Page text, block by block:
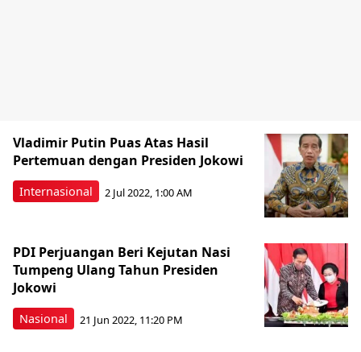
Internasional
Vladimir Putin Puas Atas Hasil
Pertemuan dengan Presiden Jokowi
2 Jul 2022, 1:00 AM
Nasional
PDI Perjuangan Beri Kejutan Nasi
Tumpeng Ulang Tahun Presiden
Jokowi
21 Jun 2022, 11:20 PM